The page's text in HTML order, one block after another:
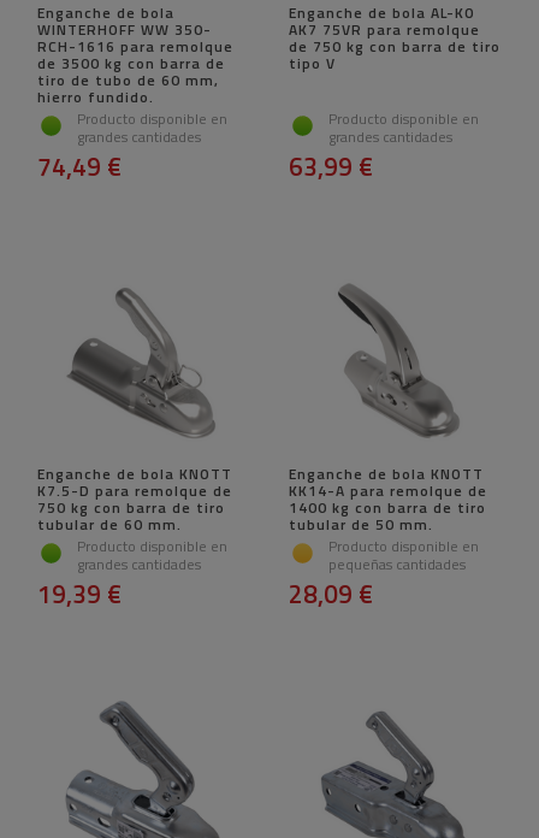
Enganche de bola
WINTERHOFF WW 350-
RCH-1616 para remolque
de 3500 kg con barra de
tiro de tubo de 60 mm,
hierro fundido.
Producto disponible en
grandes cantidades
74,49 €
Enganche de bola AL-KO
AK7 75VR para remolque
de 750 kg con barra de tiro
tipo V
Producto disponible en
grandes cantidades
63,99 €
Enganche de bola KNOTT
K7.5-D para remolque de
750 kg con barra de tiro
tubular de 60 mm.
Producto disponible en
grandes cantidades
19,39 €
Enganche de bola KNOTT
KK14-A para remolque de
1400 kg con barra de tiro
tubular de 50 mm.
Producto disponible en
pequeñas cantidades
28,09 €